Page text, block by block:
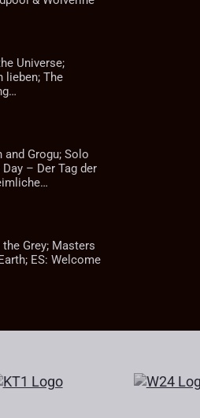
Universe;
lieben; The
and Grogu; Solo
– Der Tag der
Grey; Masters
ES: Welcome